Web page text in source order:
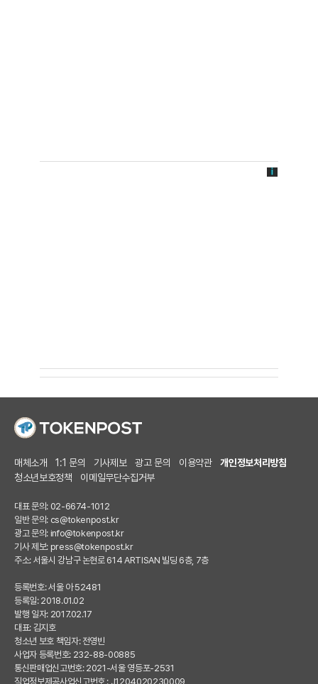
매체소개 1:1 문의 기사제보 광고 문의 이용약관
개인정보처리방침
청소년보호정책
이메일무단수집거부
대표 문의: 02-6674-1012
일반 문의: cs@tokenpost.kr
광고 문의: info@tokenpost.kr
기사 제보: press@tokenpost.kr
주소: 서울시 강남구 논현로 614 ARTISAN 빌딩 6층, 7층
등록번호: 서울 아 52481
등록일: 2018.01.02
발행 일자: 2017.02.17
대표: 김지호
청소년 보호 책임자: 전영빈
사업자 등록번호: 232-88-00885
통신판매업신고번호: 2021-서울 영등포-2531
직업정보제공사업신고번호 : J1204020230009